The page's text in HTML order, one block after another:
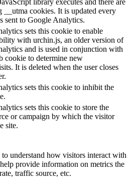
library executes and there are
__utma cookies. It is updated every
sent to Google Analytics.
sets this cookie to enable
with urchin.js, an older version of
and is used in conjunction with
cookie to determine new
It is deleted when the user closes
sets this cookie to inhibit the
sets this cookie to store the
or campaign by which the visitor
site.
understand how visitors interact with
provide information on metrics the
traffic source, etc.